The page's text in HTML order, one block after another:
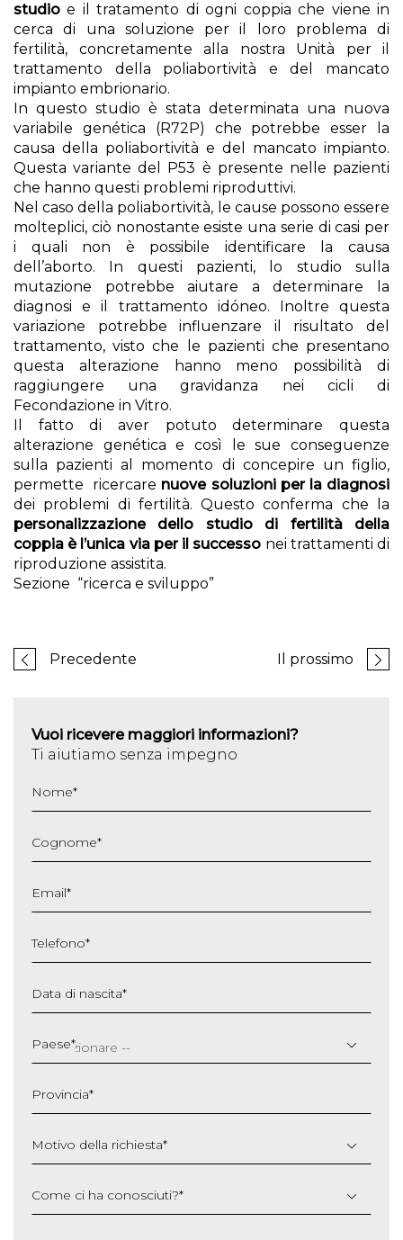
studio e il tratamento di ogni coppia che viene in
cerca di una soluzione per il loro problema di
fertilità, concretamente alla nostra Unità per il
trattamento della poliabortività e del mancato
impianto embrionario.
In questo studio è stata determinata una nuova
variabile genética (R72P) che potrebbe esser la
causa della poliabortività e del mancato impianto.
Questa variante del P53 è presente nelle pazienti
che hanno questi problemi riproduttivi.
Nel caso della poliabortività, le cause possono essere
molteplici, ciò nonostante esiste una serie di casi per
i quali non è possibile identificare la causa
dell’aborto. In questi pazienti, lo studio sulla
mutazione potrebbe aiutare a determinare la
diagnosi e il trattamento idóneo. Inoltre questa
variazione potrebbe influenzare il risultato del
trattamento, visto che le pazienti che presentano
questa alterazione hanno meno possibilità di
raggiungere una gravidanza nei cicli di
Fecondazione in Vitro.
Il fatto di aver potuto determinare questa
alterazione genética e così le sue conseguenze
sulla pazienti al momento di concepire un figlio,
permette ricercare nuove soluzioni per la diagnosi
dei problemi di fertilità. Questo conferma che la
personalizzazione dello studio di fertilità della
coppia è l’unica via per il successo nei trattamenti di
riproduzione assistita.
Sezione “ricerca e sviluppo”
Precedente Il prossimo
Vuoi ricevere maggiori informazioni?
Ti aiutiamo senza impegno
Nome*
Cognome*
Email*
Telefono*
Data di nascita*
slash
MM
AAAA
Paese*
Provincia*
Motivo della richiesta*
Come ci ha conosciuti?*